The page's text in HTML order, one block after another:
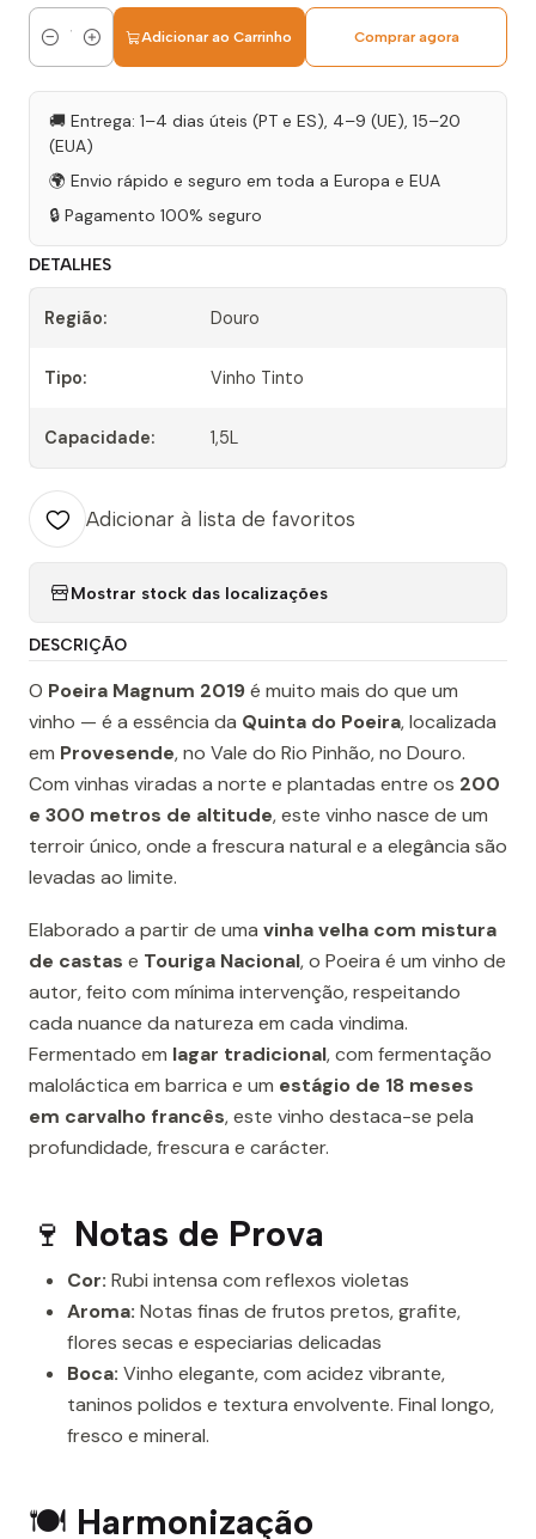
Quantidade
Adicionar ao Carrinho Comprar agora
🚚 Entrega: 1–4 dias úteis (PT e ES), 4–9 (UE), 15–20
(EUA)
🌍 Envio rápido e seguro em toda a Europa e EUA
🔒 Pagamento 100% seguro
DETALHES
Região: Douro
Tipo: Vinho Tinto
Capacidade: 1,5L
Adicionar à lista de favoritos
Mostrar stock das localizações
DESCRIÇÃO
O Poeira Magnum 2019é muito mais do que um
vinho — é a essência da Quinta do Poeira, localizada
em Provesende, no Vale do Rio Pinhão, no Douro.
Com vinhas viradas a norte e plantadas entre os 200
e 300 metros de altitude, este vinho nasce de um
terroir único, onde a frescura natural e a elegância são
levadas ao limite.
Elaborado a partir de uma vinha velha com mistura
de castas e Touriga Nacional, o Poeira é um vinho de
autor, feito com mínima intervenção, respeitando
cada nuance da natureza em cada vindima.
Fermentado em lagar tradicional, com fermentação
maloláctica em barrica e um estágio de 18 meses
em carvalho francês, este vinho destaca-se pela
profundidade, frescura e carácter.
🍷 Notas de Prova
Cor: Rubi intensa com reflexos violetas
Aroma: Notas finas de frutos pretos, grafite,
flores secas e especiarias delicadas
Boca: Vinho elegante, com acidez vibrante,
taninos polidos e textura envolvente. Final longo,
fresco e mineral.
🍽 Harmonização